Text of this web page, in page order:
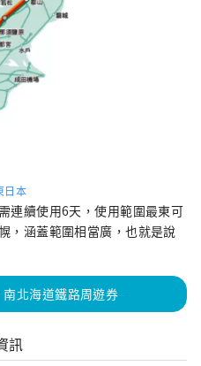
日本
連續使用6天，使用範圍最東可
，涵蓋範圍相當廣，也就是說
北海道鐵路周遊券
訊